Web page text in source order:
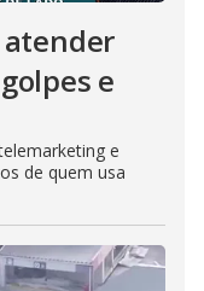
atender
e
e
de quem usa